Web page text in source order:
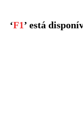
‘F1’ está